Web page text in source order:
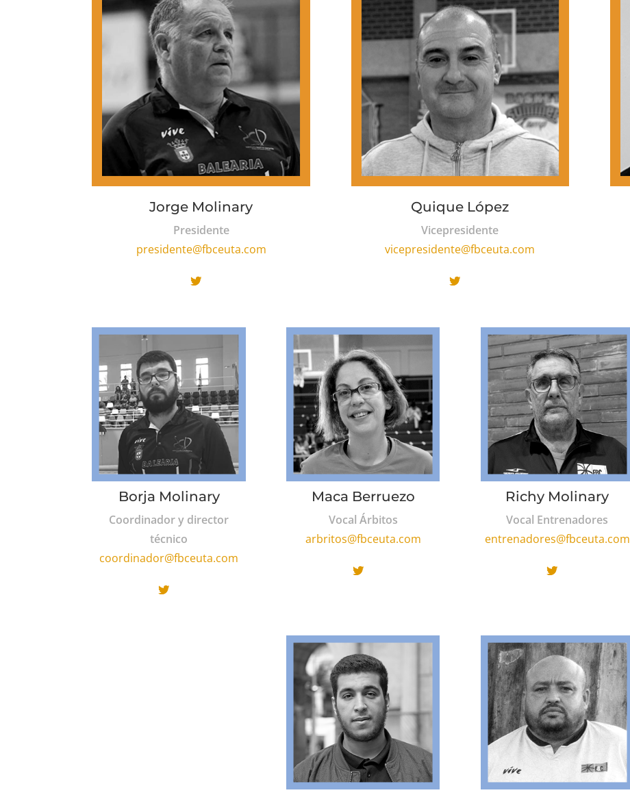
Jorge Molinary
Presidente
presidente@fbceuta.com
Quique López
Vicepresidente
vicepresidente@fbceuta.com
Borja Molinary
Coordinador y director
técnico
coordinador@fbceuta.com
Maca Berruezo
Vocal Árbitos
arbritos@fbceuta.com
Richy Molinary
Vocal Entrenadores
entrenadores@fbceuta.com